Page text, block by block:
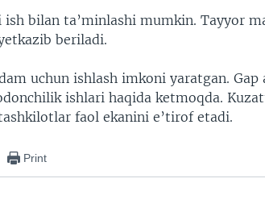
ish bilan ta’minlashi mumkin. Tayyor
beriladi.
uchun ishlash imkoni yaratgan. Gap
ishlari haqida ketmoqda.
faol ekanini e’tirof etadi.
Print